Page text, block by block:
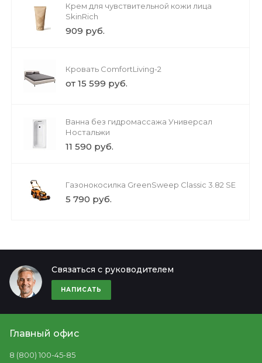
Крем для чувствительной кожи лица
SkinRich
909 руб.
Кровать ComfortLiving-2
от 15 599 руб.
Ванна без гидромассажа Универсал
Ностальжи
11 590 руб.
Газонокосилка GreenSweep Classic 3.82 SE
5 790 руб.
Связаться с руководителем
НАПИСАТЬ
Главный офис
8 (800) 100-45-85